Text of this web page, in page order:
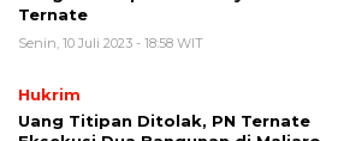
Ternate
Senin, 10 Juli 2023 - 18:58 WIT
Hukrim
Uang Titipan Ditolak, PN Ternate